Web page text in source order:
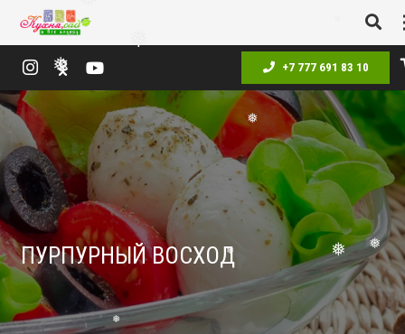
❅ ❅
❅
❅
❅
❅
❅
+7 777 691 83 10
ПУРПУРНЫЙ ВОСХОД